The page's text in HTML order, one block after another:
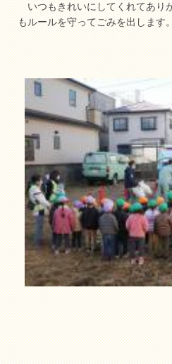
いつもきれいにしてくれてあり
もルールを守ってごみを出します